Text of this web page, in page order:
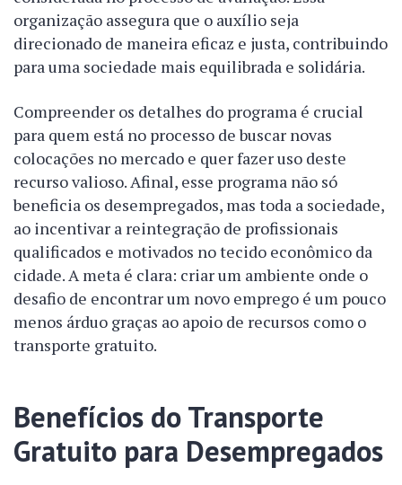
organização assegura que o auxílio seja
direcionado de maneira eficaz e justa, contribuindo
para uma sociedade mais equilibrada e solidária.
Compreender os detalhes do programa é crucial
para quem está no processo de buscar novas
colocações no mercado e quer fazer uso deste
recurso valioso. Afinal, esse programa não só
beneficia os desempregados, mas toda a sociedade,
ao incentivar a reintegração de profissionais
qualificados e motivados no tecido econômico da
cidade. A meta é clara: criar um ambiente onde o
desafio de encontrar um novo emprego é um pouco
menos árduo graças ao apoio de recursos como o
transporte gratuito.
Benefícios do Transporte
Gratuito para Desempregados